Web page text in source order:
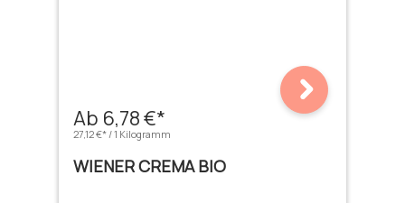
Ab 6,78 €*
27,12 €* / 1 Kilogramm
WIENER CREMA BIO